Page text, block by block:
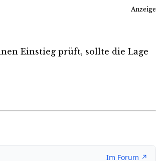
Anzeige
Einstieg prüft, sollte die Lage